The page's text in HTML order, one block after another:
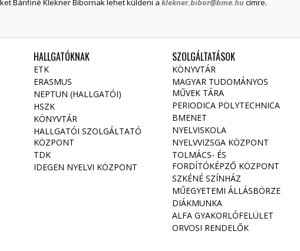
Bánfiné Klekner Bíbornak lehet küldeni a klekner.bibor@bme.hucímre.
HALLGATÓKNAK
ETK
ERASMUS
NEPTUN (HALLGATÓI)
HSZK
KÖNYVTÁR
HALLGATÓI SZOLGÁLTATÓ
KÖZPONT
TDK
IDEGEN NYELVI KÖZPONT
SZOLGÁLTATÁSOK
KÖNYVTÁR
MAGYAR TUDOMÁNYOS
MŰVEK TÁRA
PERIODICA POLYTECHNICA
BMENET
NYELVISKOLA
NYELVVIZSGA KÖZPONT
TOLMÁCS- ÉS
FORDÍTÓKÉPZŐ KÖZPONT
SZKÉNÉ SZÍNHÁZ
MŰEGYETEMI ÁLLÁSBÖRZE
DIÁKMUNKA
ALFA GYAKORLÓFELÜLET
ORVOSI RENDELŐK